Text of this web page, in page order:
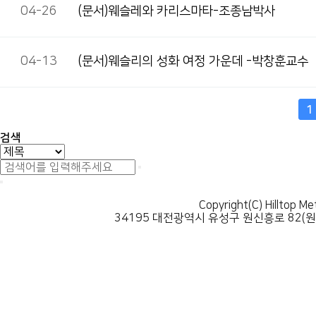
04-26 (문서)웨슬레와 카리스마타-조종남박사
04-13 (문서)웨슬리의 성화 여정 가운데 -박창훈교수
1
검색
Copyright(C) Hilltop
34195 대전광역시 유성구 원신흥로